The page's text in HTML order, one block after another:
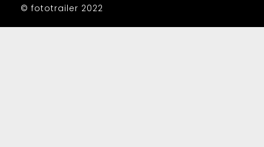
© fototrailer 2022